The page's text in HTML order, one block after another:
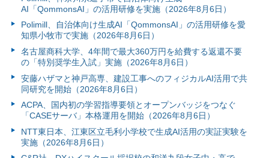
AI「QommonsAI」の活用研修を実施（2026年8月6日）
Polimill、自治体向け生成AI「QommonsAI」の活用研修を愛
知県小牧市で実施（2026年8月6日）
名古屋商科大学、4年間で最大360万円を給費する返還不要
の「特別奨学生入試」実施（2026年8月6日）
安藤ハザマと神戸高専、建設工事へのフィジカルAI活用で共
同研究を開始（2026年8月6日）
ACPA、国内初の学習指導要領とオープンバッジをつなぐ
「CASEサーバ」本格運用を開始（2026年8月6日）
NTT東日本、江東区立毛利小学校で生成AI活用の実証実験を
実施（2026年8月6日）